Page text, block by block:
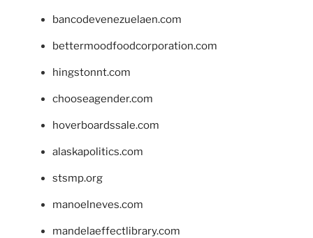
bancodevenezuelaen.com
bettermoodfoodcorporation.com
hingstonnt.com
chooseagender.com
hoverboardssale.com
alaskapolitics.com
stsmp.org
manoelneves.com
mandelaeffectlibrary.com